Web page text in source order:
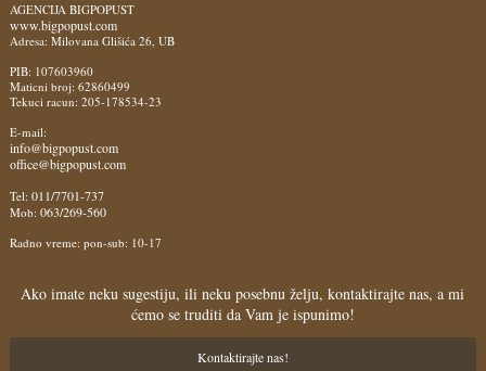
AGENCIJA BIGPOPUST
www.bigpopust.com
Adresa: Milovana Glišića 26, UB
PIB: 107603960
Maticni broj: 62860499
Tekuci racun: 205-178534-23
E-mail:
info@bigpopust.com
office@bigpopust.com
Tel: 011/7701-737
Mob: 063/269-560
Radno vreme: pon-sub: 10-17
Ako imate neku sugestiju, ili neku posebnu želju, kontaktirajte nas, a mi
ćemo se truditi da Vam je ispunimo!
Kontaktirajte nas!